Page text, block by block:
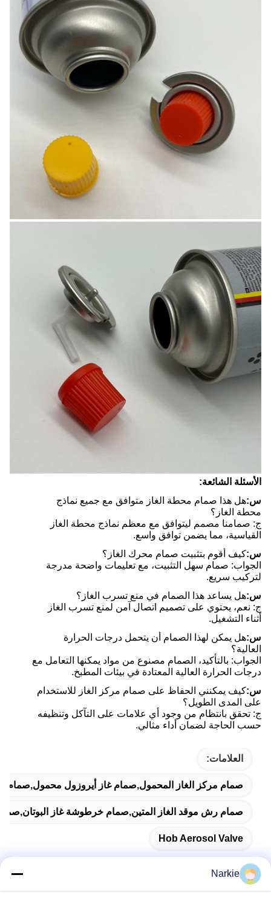
الأسئلة الشائعة:
س:هل هذا صمام محطة الغاز متوافق مع جميع نماذج
محطة الغاز؟
ج: صمامنا مصمم ليتوافق مع معظم نماذج محطة الغاز
القياسية، مما يضمن توافق واسع.
س:كيف أقوم بتثبيت صمام محرك الغاز؟
الجواب: صمام سهل التثبيت، مع تعليمات واضحة مدرجة
لتركيب سريع.
س:هل يساعد هذا الصمام في منع تسرب الغاز؟
ج: نعم، يحتوي على تصميم اتصال آمن لمنع تسرب الغاز
أثناء التشغيل.
س:هل يمكن لهذا الصمام أن يتحمل درجات الحرارة
العالية؟
الجواب: بالتأكيد، الصمام مصنوع من مواد يمكنها التعامل مع
درجات الحرارة العالية المعتادة في بيئات المطبخ.
س:كيف يمكنني الحفاظ على صمام مركز الغاز للاستخدام
على المدى الطويل؟
ج: تحقق بانتظام من وجود أي علامات على التآكل وتنظيفه
حسب الحاجة لضمان أداء مثالي.
العلامات:
صمام مركز الغاز المحمول,صمام غاز أيروزول محمول,صمام
صمام رش موقد الغاز المتين,صمام خرطوشة غاز
Hob Aerosol Valve
Narkie